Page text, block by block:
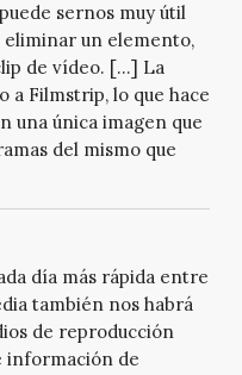
sernos muy útil
eliminar un elemento,
de vídeo. […] La
a Filmstrip, lo que hace
una única imagen que
del mismo que
día más rápida entre
también nos habrá
de reproducción
información de